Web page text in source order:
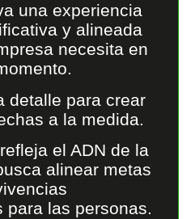
una experiencia
y alineada
necesita en
detalle para crear
a la medida.
el ADN de la
alinear metas
para las personas.